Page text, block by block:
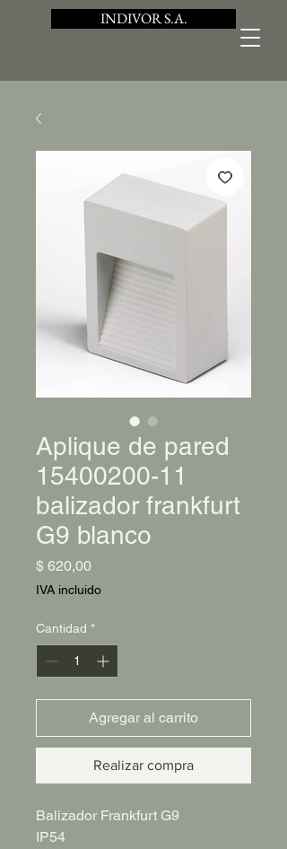
INDIVOR S.A.
Aplique de pared
15400200-11
balizador frankfurt
G9 blanco
$ 620,00Precio
IVA incluido
Cantidad *
Agregar al carrito
Realizar compra
Balizador Frankfurt G9
IP54